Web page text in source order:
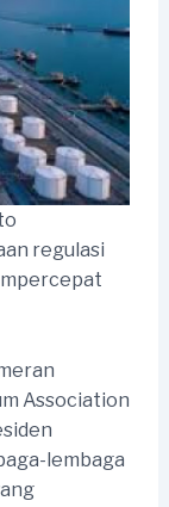
regulasi
Association
lembaga